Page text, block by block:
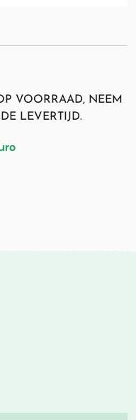
VOORRAAD, NEEM
LEVERTIJD.